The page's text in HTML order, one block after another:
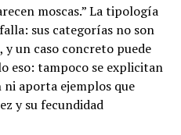
moscas.” La tipología
sus categorías no son
y un caso concreto puede
eso: tampoco se explicitan
aporta ejemplos que
y su fecundidad